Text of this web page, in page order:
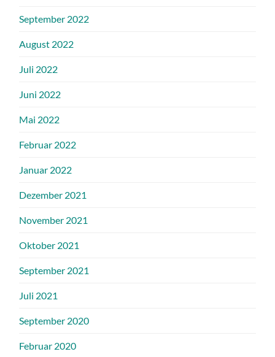
September 2022
August 2022
Juli 2022
Juni 2022
Mai 2022
Februar 2022
Januar 2022
Dezember 2021
November 2021
Oktober 2021
September 2021
Juli 2021
September 2020
Februar 2020